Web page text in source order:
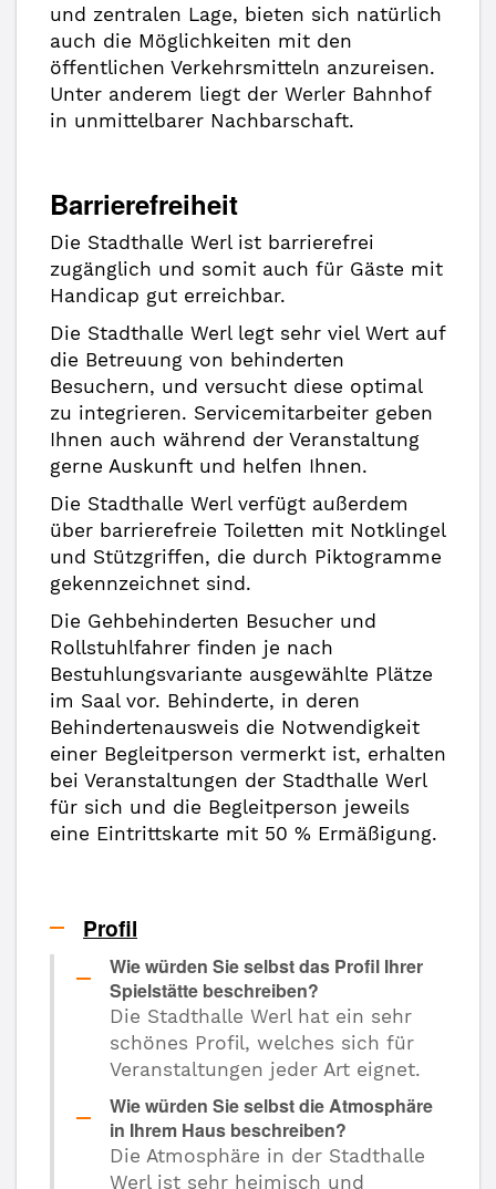
und zentralen Lage, bieten sich natürlich
auch die Möglichkeiten mit den
öffentlichen Verkehrsmitteln anzureisen.
Unter anderem liegt der Werler Bahnhof
in unmittelbarer Nachbarschaft.
Barrierefreiheit
Die Stadthalle Werl ist barrierefrei
zugänglich und somit auch für Gäste mit
Handicap gut erreichbar.
Die Stadthalle Werl legt sehr viel Wert auf
die Betreuung von behinderten
Besuchern, und versucht diese optimal
zu integrieren. Servicemitarbeiter geben
Ihnen auch während der Veranstaltung
gerne Auskunft und helfen Ihnen.
Die Stadthalle Werl verfügt außerdem
über barrierefreie Toiletten mit Notklingel
und Stützgriffen, die durch Piktogramme
gekennzeichnet sind.
Die Gehbehinderten Besucher und
Rollstuhlfahrer finden je nach
Bestuhlungsvariante ausgewählte Plätze
im Saal vor. Behinderte, in deren
Behindertenausweis die Notwendigkeit
einer Begleitperson vermerkt ist, erhalten
bei Veranstaltungen der Stadthalle Werl
für sich und die Begleitperson jeweils
eine Eintrittskarte mit 50 % Ermäßigung.
Profil
Wie würden Sie selbst das Profil Ihrer
Spielstätte beschreiben?
Die Stadthalle Werl hat ein sehr
schönes Profil, welches sich für
Veranstaltungen jeder Art eignet.
Wie würden Sie selbst die Atmosphäre
in Ihrem Haus beschreiben?
Die Atmosphäre in der Stadthalle
Werl ist sehr heimisch und